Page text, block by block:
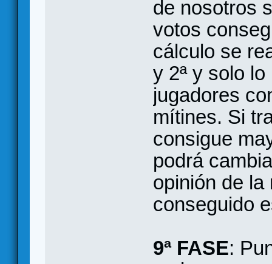
de nosotros
votos
cálculo se
y 2ª y solo
jugadores
mítines. Si
consigue
podrá
opinión de la
conseguido
9ª FASE: